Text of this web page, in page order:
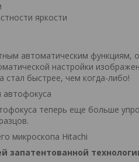
яркости
автоматическим
настройки
стал быстрее, чем когда-либо!
автофокуса
теперь еще больше
запатентованной